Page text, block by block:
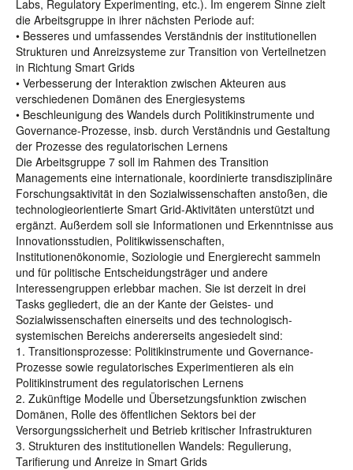
Labs, Regulatory Experimenting, etc.). Im engerem Sinne zielt
die Arbeitsgruppe in ihrer nächsten Periode auf:
• Besseres und umfassendes Verständnis der institutionellen
Strukturen und Anreizsysteme zur Transition von Verteilnetzen
in Richtung Smart Grids
• Verbesserung der Interaktion zwischen Akteuren aus
verschiedenen Domänen des Energiesystems
• Beschleunigung des Wandels durch Politikinstrumente und
Governance-Prozesse, insb. durch Verständnis und Gestaltung
der Prozesse des regulatorischen Lernens
Die Arbeitsgruppe 7 soll im Rahmen des Transition
Managements eine internationale, koordinierte transdisziplinäre
Forschungsaktivität in den Sozialwissenschaften anstoßen, die
technologieorientierte Smart Grid-Aktivitäten unterstützt und
ergänzt. Außerdem soll sie Informationen und Erkenntnisse aus
Innovationsstudien, Politikwissenschaften,
Institutionenökonomie, Soziologie und Energierecht sammeln
und für politische Entscheidungsträger und andere
Interessengruppen erlebbar machen. Sie ist derzeit in drei
Tasks gegliedert, die an der Kante der Geistes- und
Sozialwissenschaften einerseits und des technologisch-
systemischen Bereichs andererseits angesiedelt sind:
1. Transitionsprozesse: Politikinstrumente und Governance-
Prozesse sowie regulatorisches Experimentieren als ein
Politikinstrument des regulatorischen Lernens
2. Zukünftige Modelle und Übersetzungsfunktion zwischen
Domänen, Rolle des öffentlichen Sektors bei der
Versorgungssicherheit und Betrieb kritischer Infrastrukturen
3. Strukturen des institutionellen Wandels: Regulierung,
Tarifierung und Anreize in Smart Grids